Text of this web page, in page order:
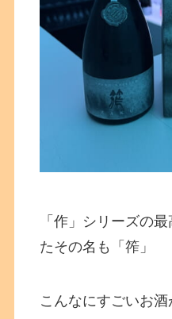
「作」シリーズの
たその名も「筰」
こんなにすごいお